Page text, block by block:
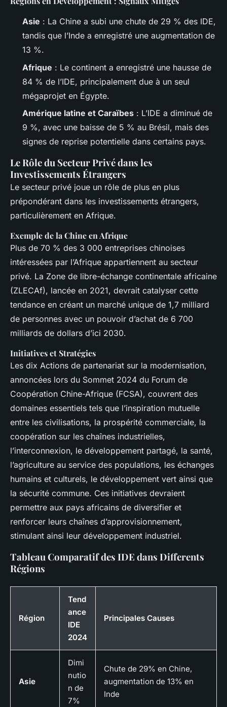
Asie : La Chine a subi une chute de 29 % des IDE,
tandis que l’Inde a enregistré une augmentation de
13 %.
Afrique : Le continent a enregistré une hausse de
84 % de l’IDE, principalement due à un seul
mégaprojet en Égypte.
Amérique latine et Caraïbes : L’IDE a diminué de
9 %, avec une baisse de 5 % au Brésil, mais des
signes de reprise potentielle dans certains pays.
Le Rôle du Secteur Privé dans les
Investissements Étrangers
Le secteur privé joue un rôle de plus en plus
prépondérant dans les investissements étrangers,
particulièrement en Afrique.
Exemple de la Chine en Afrique
Plus de 70 % des 3 000 entreprises chinoises
intéressées par l’Afrique appartiennent au secteur
privé. La Zone de libre-échange continentale africaine
(ZLECAf), lancée en 2021, devrait catalyser cette
tendance en créant un marché unique de 1,7 milliard
de personnes avec un pouvoir d’achat de 6 700
milliards de dollars d’ici 2030.
Initiatives et Stratégies
Les dix Actions de partenariat sur la modernisation,
annoncées lors du Sommet 2024 du Forum de
Coopération Chine-Afrique (FCSA), couvrent des
domaines essentiels tels que l’inspiration mutuelle
entre les civilisations, la prospérité commerciale, la
coopération sur les chaînes industrielles,
l’interconnexion, le développement partagé, la santé,
l’agriculture au service des populations, les échanges
humains et culturels, le développement vert ainsi que
la sécurité commune. Ces initiatives devraient
permettre aux pays africains de diversifier et
renforcer leurs chaînes d’approvisionnement,
stimulant ainsi leur développement industriel.
Tableau Comparatif des IDE dans Differents
Régions
Région
Tend
ance
IDE
2024
Principales Causes
Asie
Dimi
nutio
n de
7%
Chute de 29% en Chine,
augmentation de 13% en
Inde